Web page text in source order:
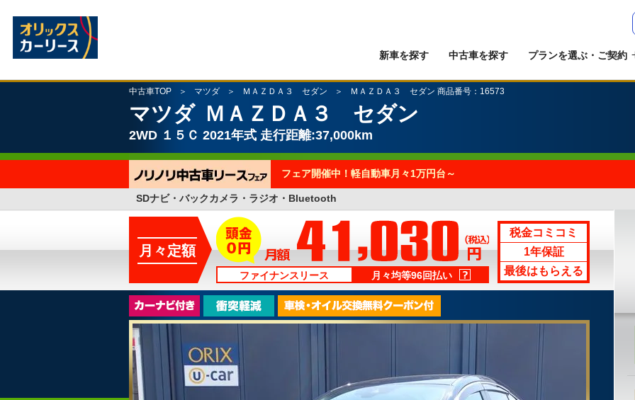
新車を探す 中古車を探す プランを選ぶ・ご契約
中古車TOP マツダ ＭＡＺＤＡ３ セダン ＭＡＺＤＡ３ セダン 商品番号：16573
マツダ ＭＡＺＤＡ３ セダン
2WD １５Ｃ 2021年式 走行距離:37,000km
フェア開催中！軽自動車月々1万円台～
SDナビ・バックカメラ・ラジオ・Bluetooth
月々定額
ファイナンスリース 月々均等96回払い
税金コミコミ
1年保証
最後はもらえる